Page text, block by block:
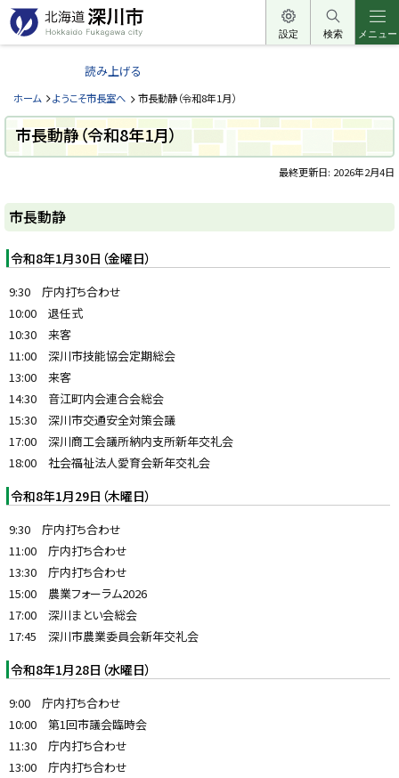
本
文
へ
ュ
へ
北
道
深
川
市
k
a
i
d
o
F
k
a
g
a
a
c
i
t
設定 検索 メニュー
読み上げる
ホーム ようこそ市長室へ 市長動静（令和8年1月）
市長動静（令和8年1月）
最終更新日: 2026年2月4日
ー
ジ
目
次
市
動
静
市長動静
令和8年1月30日（金曜日）
9:30 庁内打ち合わせ
10:00 退任式
10:30 来客
11:00 深川市技能協会定期総会
13:00 来客
14:30 音江町内会連合会総会
15:30 深川市交通安全対策会議
17:00 深川商工会議所納内支所新年交礼会
18:00 社会福祉法人愛育会新年交礼会
令和8年1月29日（木曜日）
9:30 庁内打ち合わせ
11:00 庁内打ち合わせ
13:30 庁内打ち合わせ
15:00 農業フォーラム2026
17:00 深川まとい会総会
17:45 深川市農業委員会新年交礼会
令和8年1月28日（水曜日）
9:00 庁内打ち合わせ
10:00 第1回市議会臨時会
11:30 庁内打ち合わせ
13:00 庁内打ち合わせ